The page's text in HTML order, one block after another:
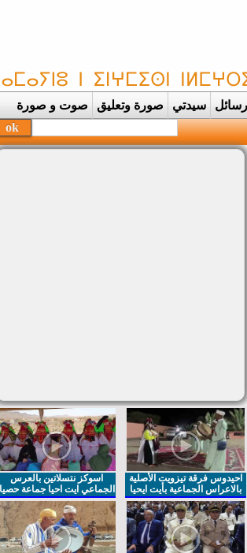
سيدتي صورة وتعليق صوت و صورة
احيدوس فرقة تيزويت الأصلية
بالاعراس الجماعية بأيت ايحيا
اسوكز نتسلاتين بالعرس
الجماعي ايت احيا جماعة حصيا